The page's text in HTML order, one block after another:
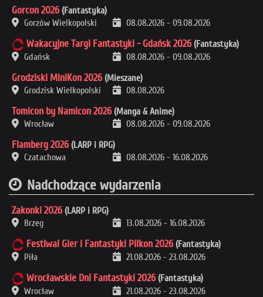
Gorcon 2026 (Fantastyka)
Gorzów Wielkopolski
08.08.2026 - 09.08.2026
Wakacyjne Targi Fantastyki - Gdańsk 2026 (Fantastyka)
Gdańsk
08.08.2026 - 09.08.2026
Grodziski MiniKon 2026 (Mieszane)
Grodzisk Wielkopolski
08.08.2026
Tomicon by Namicon 2026 (Manga & Anime)
Wrocław
08.08.2026 - 09.08.2026
Flamberg 2026 (LARP i RPG)
Czatachowa
08.08.2026 - 16.08.2026
Nadchodzące wydarzenia
Zakonki 2026 (LARP i RPG)
Brzeg
13.08.2026 - 16.08.2026
Festiwal Gier i Fantastyki Pilkon 2026 (Fantastyka)
Piła
21.08.2026 - 23.08.2026
Wrocławskie Dni Fantastyki 2026 (Fantastyka)
Wrocław
21.08.2026 - 23.08.2026